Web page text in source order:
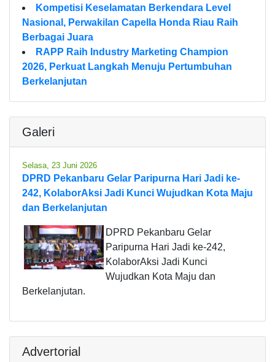
Kompetisi Keselamatan Berkendara Level
Nasional, Perwakilan Capella Honda Riau Raih
Berbagai Juara
RAPP Raih Industry Marketing Champion
2026, Perkuat Langkah Menuju Pertumbuhan
Berkelanjutan
Galeri
Selasa, 23 Juni 2026
DPRD Pekanbaru Gelar Paripurna Hari Jadi ke-
242, KolaborAksi Jadi Kunci Wujudkan Kota Maju
dan Berkelanjutan
DPRD Pekanbaru Gelar
Paripurna Hari Jadi ke-242,
KolaborAksi Jadi Kunci
Wujudkan Kota Maju dan
Berkelanjutan.
Advertorial